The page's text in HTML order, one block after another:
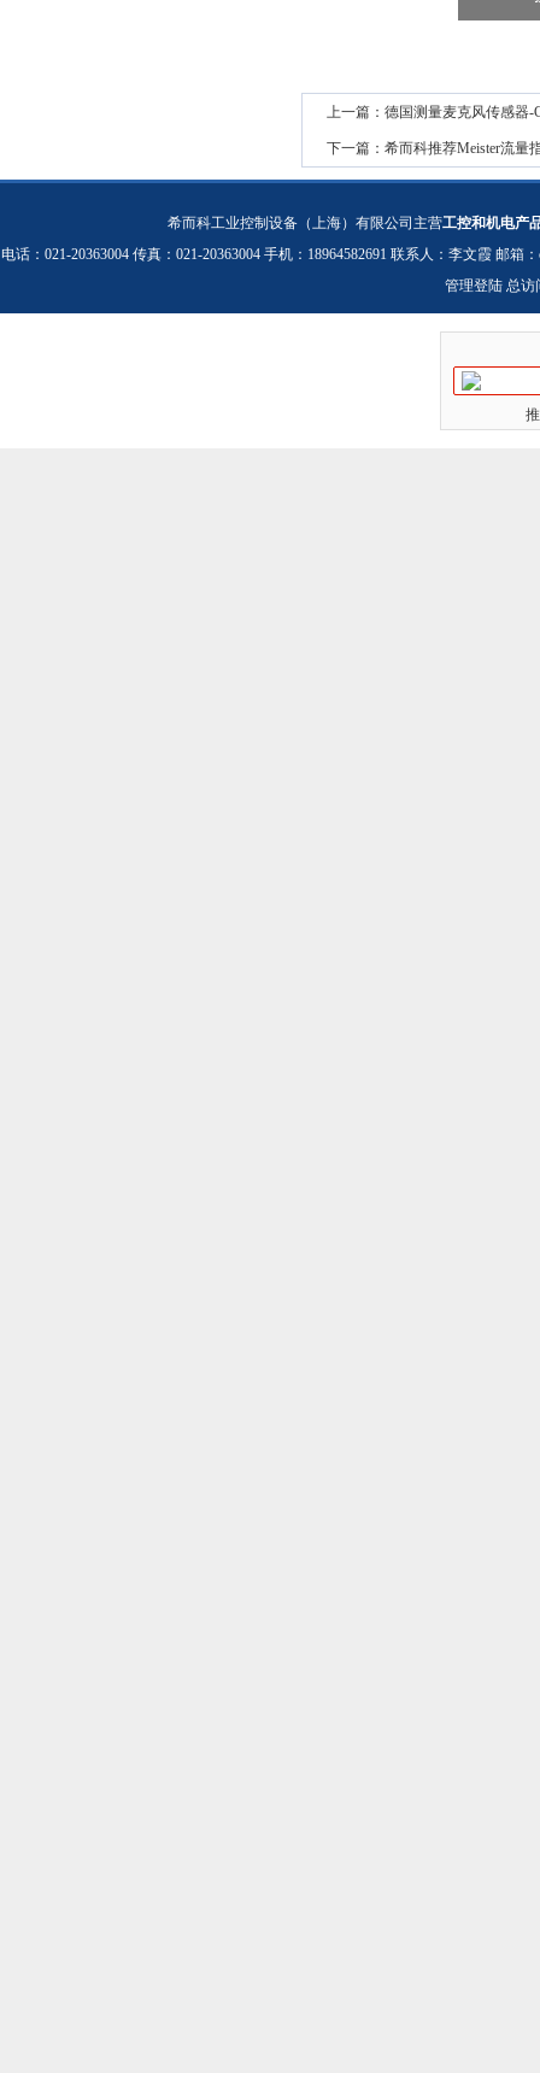
上一篇： 德国测量麦克风传感器-
下一篇： 希而科推荐Meister流量
希而科工业控制设备（上海）有限公司主营工控和机电产
电话：021-20363004 传真：021-20363004 手机：18964582691 联系人：李文霞 邮箱：
管理登陆 总访